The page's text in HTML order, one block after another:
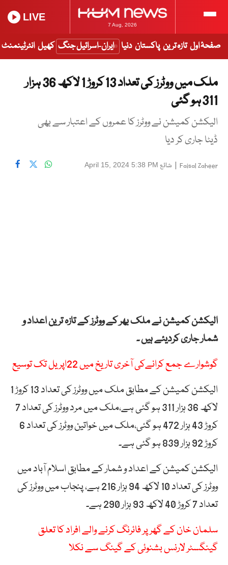
7 Aug, 2026
LIVE
صفحۂ اول تازہ ترین پاکستان دنیا ایران-اسرائیل جنگ کھیل انٹرٹینمنٹ
ملک میں ووٹرز کی تعداد 13 کروڑ 1 لاکھ 36 ہزار
311 ہو گئی
الیکشن کمیشن نے ووٹرز کا عمروں کے اعتبار سے بھی
ڈیٹا جاری کر دیا
Faisal Zaheer
| شائع April 15, 2024 5:38 PM
الیکشن کمیشن نے ملک بھر کے ووٹرز کے تازہ ترین اعداد و
شمار جاری کردیئے ہیں ۔
گوشوارے جمع کرانےکی آخری تاریخ میں 22اپریل تک توسیع
الیکشن کمیشن کے مطابق ملک میں ووٹرز کی تعداد 13 کروڑ 1
لاکھ 36 ہزار 311 ہو گئی ہے،ملک میں مرد ووٹرز کی تعداد 7
کروڑ 43 ہزار 472 ہو گئی،ملک میں خواتین ووٹرز کی تعداد 6
کروڑ 92 ہزار 839 ہو گئی ہے۔
الیکشن کمیشن کے اعداد و شمار کے مطابق اسلام آباد میں
ووٹرز کی تعداد 10 لاکھ 94 ہزار 216 ہے، پنجاب میں ووٹرز کی
تعداد 7 کروڑ 40 لاکھ 93 ہزار 290 ہے۔
سلمان خان کے گھر پر فائرنگ کرنے والے افراد کا تعلق
گینگسٹر لارنس بشنوئی کے گینگ سے نکلا